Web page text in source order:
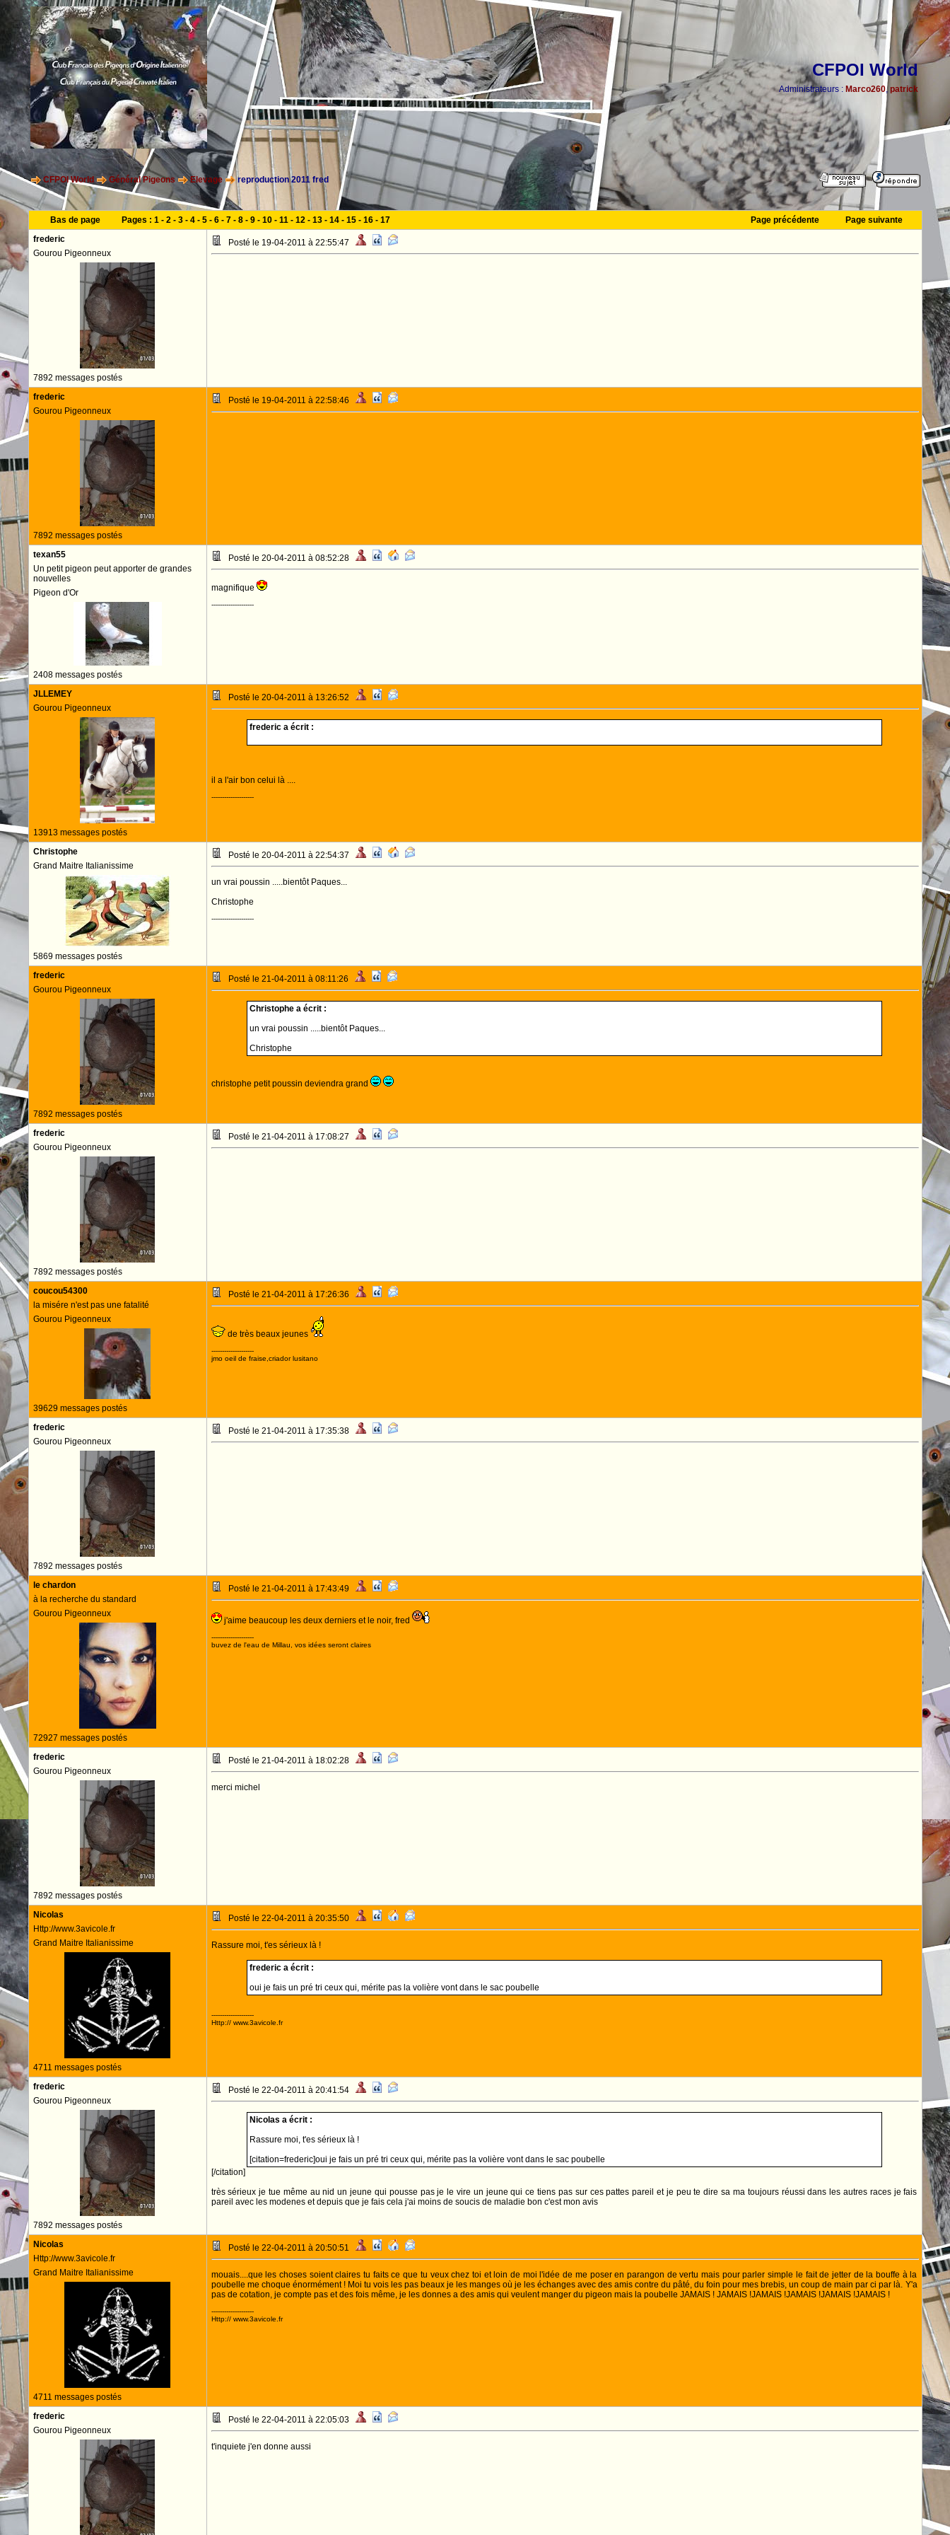
CFPOI World
Administrateurs : Marco260, patrick
CFPOI World Général Pigeons Elevage reproduction 2011 fred
Bas de page Pages : 1- 2- 3- 4- 5- 6- 7- 8- 9- 10- 11- 12- 13- 14- 15- 16- 17 Page précédente
Page suivante
frederic
Gourou Pigeonneux
7892 messages postés
Posté le 19-04-2011 à 22:55:47
frederic
Gourou Pigeonneux
7892 messages postés
Posté le 19-04-2011 à 22:58:46
texan55
Un petit pigeon peut apporter de grandes
nouvelles
Pigeon d'Or
2408 messages postés
Posté le 20-04-2011 à 08:52:28
magnifique
--------------------
JLLEMEY
Gourou Pigeonneux
13913 messages postés
Posté le 20-04-2011 à 13:26:52
frederic a écrit :
il a l'air bon celui là ....
--------------------
Christophe
Grand Maitre Italianissime
5869 messages postés
Posté le 20-04-2011 à 22:54:37
un vrai poussin .....bientôt Paques...
Christophe
--------------------
frederic
Gourou Pigeonneux
7892 messages postés
Posté le 21-04-2011 à 08:11:26
Christophe a écrit :
un vrai poussin .....bientôt Paques...
Christophe
christophe petit poussin deviendra grand
frederic
Gourou Pigeonneux
7892 messages postés
Posté le 21-04-2011 à 17:08:27
coucou54300
la misére n'est pas une fatalité
Gourou Pigeonneux
39629 messages postés
Posté le 21-04-2011 à 17:26:36
de très beaux jeunes
--------------------
jmo oeil de fraise,criador lusitano
frederic
Gourou Pigeonneux
7892 messages postés
Posté le 21-04-2011 à 17:35:38
le chardon
à la recherche du standard
Gourou Pigeonneux
72927 messages postés
Posté le 21-04-2011 à 17:43:49
j'aime beaucoup les deux derniers et le noir, fred
--------------------
buvez de l'eau de Millau, vos idées seront claires
frederic
Gourou Pigeonneux
7892 messages postés
Posté le 21-04-2011 à 18:02:28
merci michel
Nicolas
Http://www.3avicole.fr
Grand Maitre Italianissime
4711 messages postés
Posté le 22-04-2011 à 20:35:50
Rassure moi, t'es sérieux là !
frederic a écrit :
oui je fais un pré tri ceux qui, mérite pas la volière vont dans le sac poubelle
--------------------
Http:// www.3avicole.fr
frederic
Gourou Pigeonneux
7892 messages postés
Posté le 22-04-2011 à 20:41:54
Nicolas a écrit :
Rassure moi, t'es sérieux là !
[citation=frederic]oui je fais un pré tri ceux qui, mérite pas la volière vont dans le sac poubelle
[/citation]
très sérieux je tue même au nid un jeune qui pousse pas je le vire un jeune qui ce tiens pas sur ces pattes pareil et je peu te dire sa ma toujours réussi dans les autres races je fais
pareil avec les modenes et depuis que je fais cela j'ai moins de soucis de maladie bon c'est mon avis
Nicolas
Http://www.3avicole.fr
Grand Maitre Italianissime
4711 messages postés
Posté le 22-04-2011 à 20:50:51
mouais....que les choses soient claires tu faits ce que tu veux chez toi et loin de moi l'idée de me poser en parangon de vertu mais pour parler simple le fait de jetter de la bouffe à la
poubelle me choque énormément ! Moi tu vois les pas beaux je les manges où je les échanges avec des amis contre du pâté, du foin pour mes brebis, un coup de main par ci par là. Y'a
pas de cotation, je compte pas et des fois même, je les donnes a des amis qui veulent manger du pigeon mais la poubelle JAMAIS ! JAMAIS !JAMAIS !JAMAIS !JAMAIS !JAMAIS !
--------------------
Http:// www.3avicole.fr
frederic
Gourou Pigeonneux
Posté le 22-04-2011 à 22:05:03
t'inquiete j'en donne aussi